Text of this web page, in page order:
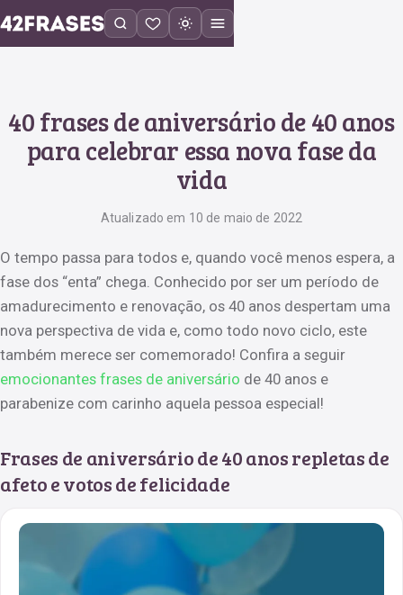
40 frases de aniversário de 40 anos
para celebrar essa nova fase da
vida
Atualizado em 10 de maio de 2022
O tempo passa para todos e, quando você menos espera, a
fase dos “enta” chega. Conhecido por ser um período de
amadurecimento e renovação, os 40 anos despertam uma
nova perspectiva de vida e, como todo novo ciclo, este
também merece ser comemorado! Confira a seguir
emocionantes frases de aniversário de 40 anos e
parabenize com carinho aquela pessoa especial!
Frases de aniversário de 40 anos repletas de
afeto e votos de felicidade